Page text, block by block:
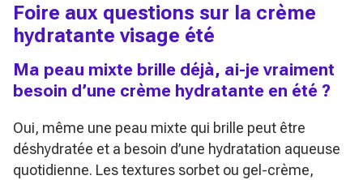
Foire aux questions sur la crème
hydratante visage été
Ma peau mixte brille déjà, ai-je vraiment
besoin d’une crème hydratante en été ?
Oui, même une peau mixte qui brille peut être
déshydratée et a besoin d’une hydratation aqueuse
quotidienne. Les textures sorbet ou gel-crème,